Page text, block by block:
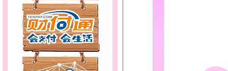
甜心女孩～金銀鋼女套鍊